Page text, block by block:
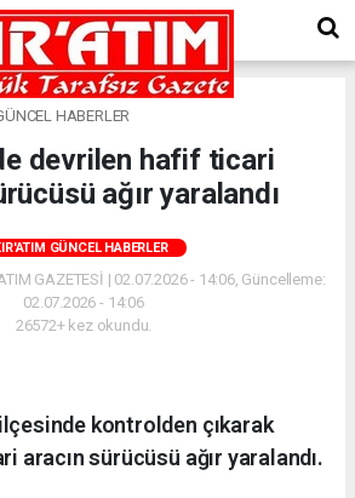
HABERLER
devrilen hafif ticari
ağır yaralandı
GÜNCEL HABERLER
GAZETESİ | 02.07.2026 - 14:06, Güncelleme:
02.07.2026 - 14:06
26572+ kez okundu.
kontrolden çıkarak
aracın sürücüsü ağır yaralandı.